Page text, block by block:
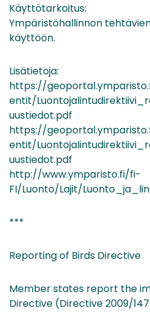
Käyttötarkoitus:
Ympäristöhallinnon
käyttöön.
Lisätietoja:
https://
entit/
uustiedot.pdf
https://
entit/
uustiedot.pdf
http://www.ymparisto.fi/fi-
FI/Luonto/Lajit/
***
Reporting of Birds Directive
Member states report the
Directive (Directive 2009/